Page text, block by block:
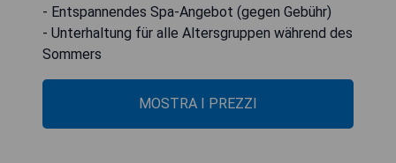
- Entspannendes Spa-Angebot (gegen Gebühr)
- Unterhaltung für alle Altersgruppen während des
Sommers
MOSTRA I PREZZI